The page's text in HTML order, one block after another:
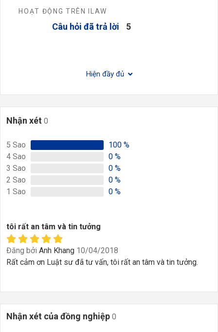
HOẠT ĐỘNG TRÊN ILAW
Câu hỏi đã trả lời 5
Hiện đầy đủ
Nhận xét 0
5 Sao 100 %
4 Sao 0 %
3 Sao 0 %
2 Sao 0 %
1 Sao 0 %
tôi rất an tâm và tin tưởng
Đăng bởi Anh Khang 10/04/2018
Rất cảm ơn Luật sư đã tư vấn, tôi rất an tâm và tin tưởng.
Nhận xét của đồng nghiệp 0